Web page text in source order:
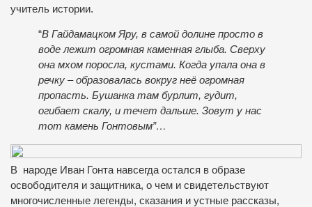
учитель истории.
“В Гайдамацком Яру, в самой долине просто в
воде лежит огромная каменная глыба. Сверху
она мхом поросла, кустами. Когда упала она в
речку – образовалась вокруг неё огромная
пропасть. Бушанка там бурлит, гудит,
огибает скалу, и течет дальше. Зовут у нас
тот камень Гонтовым”…
В народе Иван Гонта навсегда остался в образе
освободителя и защитника, о чем и свидетельствуют
многочисленные легенды, сказания и устные рассказы,